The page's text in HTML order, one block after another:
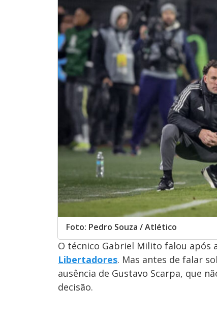
Foto: Pedro Souza / Atlético
O técnico Gabriel Milito falou após
Libertadores. Mas antes de falar
ausência de Gustavo Scarpa, que
decisão.